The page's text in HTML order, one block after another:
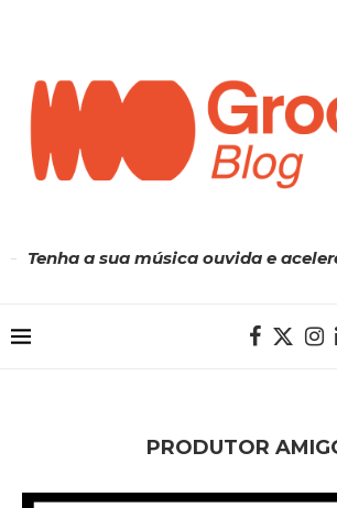
Tenha a sua música ouvida e
PRODUTOR